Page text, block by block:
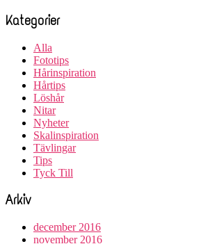
Kategorier
Alla
Fototips
Hårinspiration
Hårtips
Löshår
Nitar
Nyheter
Skalinspiration
Tävlingar
Tips
Tyck Till
Arkiv
december 2016
november 2016